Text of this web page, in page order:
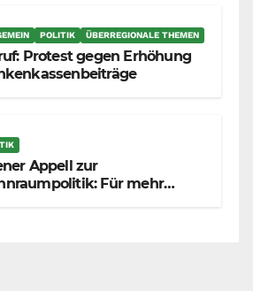
POLITIK ÜBERREGIONALE THEMEN
Protest gegen Erhöhung
Appell zur
Für mehr